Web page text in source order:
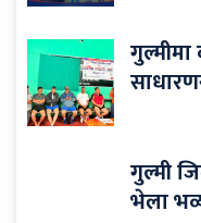
गुल्मीमा
गुल्मी
भेला